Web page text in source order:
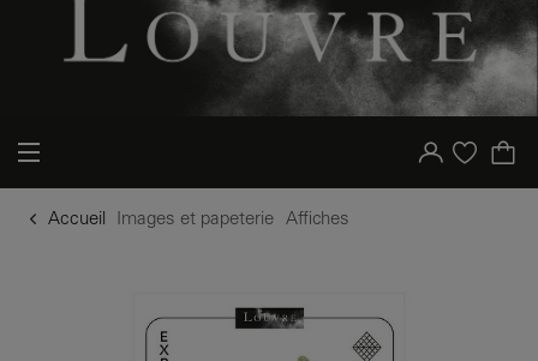
Votre compte
Liste d'achat
Accueil Images et papeterie Affiches